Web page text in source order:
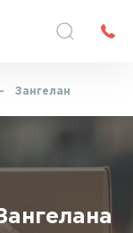
Зангелан